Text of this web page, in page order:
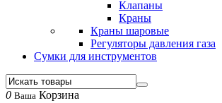
Клапаны
Краны
Краны шаровые
Регуляторы давления газа
Сумки для инструментов
0 Ваша Корзина